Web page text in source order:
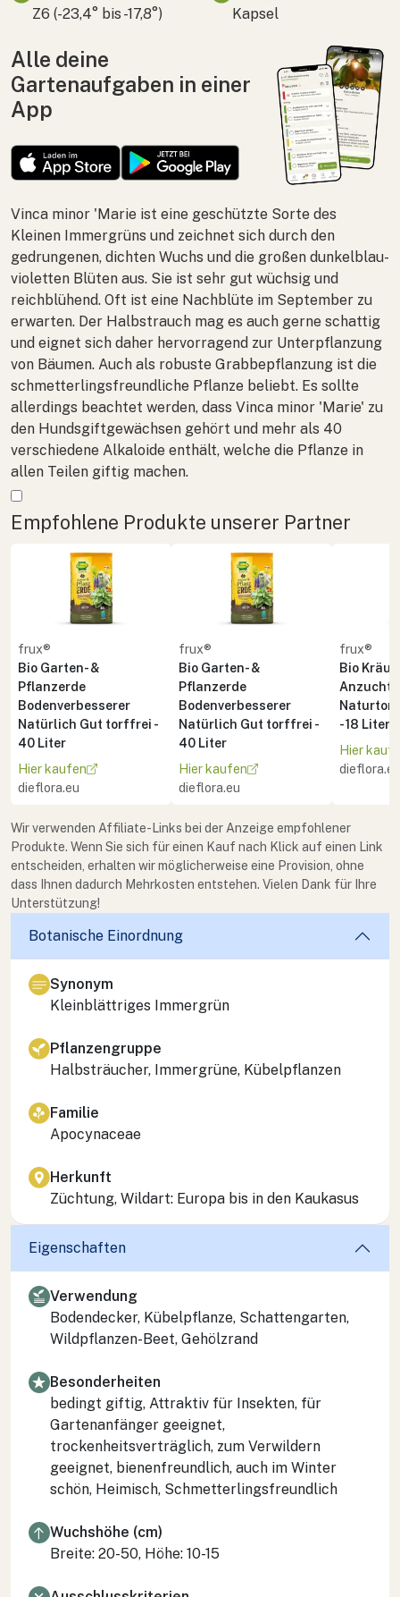
Z6 (-23,4° bis -17,8°)
Kapsel
Alle deine
Gartenaufgaben in einer
App
Vinca minor 'Marie ist eine geschützte Sorte des
Kleinen Immergrüns und zeichnet sich durch den
gedrungenen, dichten Wuchs und die großen dunkelblau-
violetten Blüten aus. Sie ist sehr gut wüchsig und
reichblühend. Oft ist eine Nachblüte im September zu
erwarten. Der Halbstrauch mag es auch gerne schattig
und eignet sich daher hervorragend zur Unterpflanzung
von Bäumen. Auch als robuste Grabbepflanzung ist die
schmetterlingsfreundliche Pflanze beliebt. Es sollte
allerdings beachtet werden, dass Vinca minor 'Marie' zu
den Hundsgiftgewächsen gehört und mehr als 40
verschiedene Alkaloide enthält, welche die Pflanze in
allen Teilen giftig machen.
Mehr anzeigen
Empfohlene Produkte unserer Partner
frux®
Bio Garten- &
Pflanzerde
Bodenverbesserer
Natürlich Gut torffrei -
40 Liter
Hier kaufen
dieflora.eu
frux®
Bio Garten- &
Pflanzerde
Bodenverbesserer
Natürlich Gut torffrei -
40 Liter
Hier kaufen
dieflora.eu
frux®
Bio
Naturton
- 18 Liter
Hier
dieflora.eu
Wir verwenden Affiliate-Links bei der Anzeige empfohlener
Produkte. Wenn Sie sich für einen Kauf nach Klick auf einen Link
entscheiden, erhalten wir möglicherweise eine Provision, ohne
dass Ihnen dadurch Mehrkosten entstehen. Vielen Dank für Ihre
Unterstützung!
Botanische Einordnung
Synonym
Kleinblättriges Immergrün
Pflanzengruppe
Halbsträucher, Immergrüne, Kübelpflanzen
Familie
Apocynaceae
Herkunft
Züchtung, Wildart: Europa bis in den Kaukasus
Eigenschaften
Verwendung
Bodendecker, Kübelpflanze, Schattengarten,
Wildpflanzen-Beet, Gehölzrand
Besonderheiten
bedingt giftig, Attraktiv für Insekten, für
Gartenanfänger geeignet,
trockenheitsverträglich, zum Verwildern
geeignet, bienenfreundlich, auch im Winter
schön, Heimisch, Schmetterlingsfreundlich
Wuchshöhe (cm)
Breite: 20-50, Höhe: 10-15